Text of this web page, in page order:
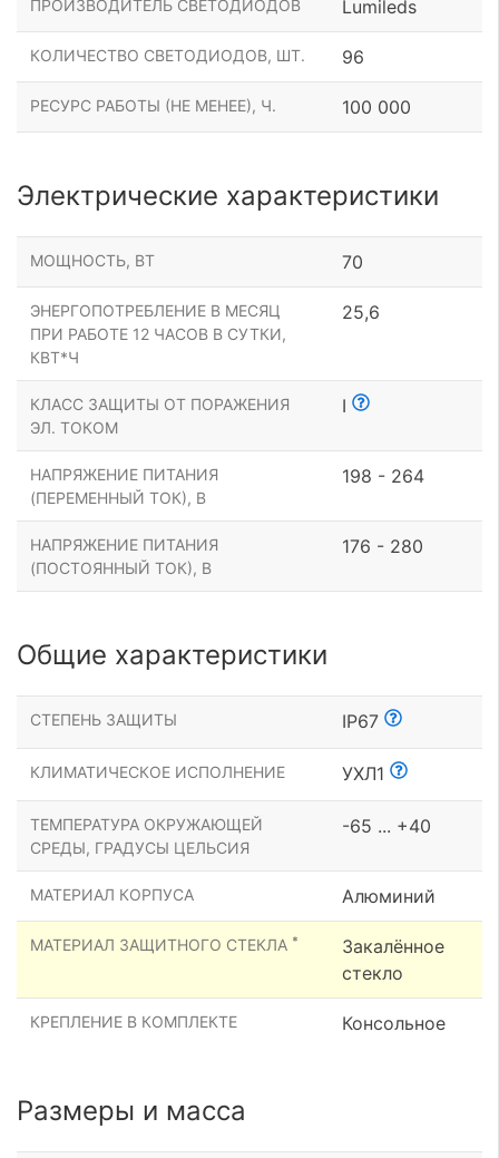
ПРОИЗВОДИТЕЛЬ СВЕТОДИОДОВ Lumileds
КОЛИЧЕСТВО СВЕТОДИОДОВ, ШТ. 96
РЕСУРС РАБОТЫ (НЕ МЕНЕЕ), Ч. 100 000
Электрические характеристики
МОЩНОСТЬ, ВТ 70
ЭНЕРГОПОТРЕБЛЕНИЕ В МЕСЯЦ
ПРИ РАБОТЕ 12 ЧАСОВ В СУТКИ,
КВТ*Ч
25,6
КЛАСС ЗАЩИТЫ ОТ ПОРАЖЕНИЯ
ЭЛ. ТОКОМ
I
НАПРЯЖЕНИЕ ПИТАНИЯ
(ПЕРЕМЕННЫЙ ТОК), В
198 - 264
НАПРЯЖЕНИЕ ПИТАНИЯ
(ПОСТОЯННЫЙ ТОК), В
176 - 280
Общие характеристики
СТЕПЕНЬ ЗАЩИТЫ IP67
КЛИМАТИЧЕСКОЕ ИСПОЛНЕНИЕ УХЛ1
ТЕМПЕРАТУРА ОКРУЖАЮЩЕЙ
СРЕДЫ, ГРАДУСЫ ЦЕЛЬСИЯ
-65 ... +40
МАТЕРИАЛ КОРПУСА Алюминий
МАТЕРИАЛ ЗАЩИТНОГО СТЕКЛА *
Закалённое
стекло
КРЕПЛЕНИЕ В КОМПЛЕКТЕ Консольное
Размеры и масса